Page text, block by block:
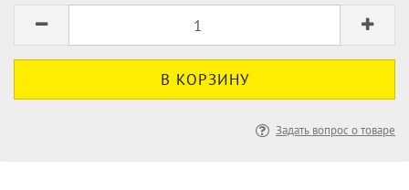
Задать вопрос о товаре